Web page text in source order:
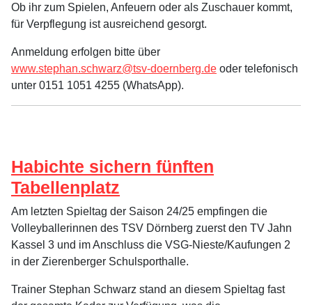
Ob ihr zum Spielen, Anfeuern oder als Zuschauer kommt,
für Verpflegung ist ausreichend gesorgt.
Anmeldung erfolgen bitte über
www.stephan.schwarz@tsv-doernberg.de oder telefonisch
unter 0151 1051 4255 (WhatsApp).
Habichte sichern fünften
Tabellenplatz
Am letzten Spieltag der Saison 24/25 empfingen die
Volleyballerinnen des TSV Dörnberg zuerst den TV Jahn
Kassel 3 und im Anschluss die VSG-Nieste/Kaufungen 2
in der Zierenberger Schulsporthalle.
Trainer Stephan Schwarz stand an diesem Spieltag fast